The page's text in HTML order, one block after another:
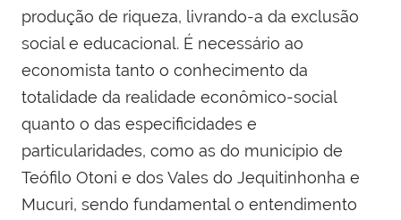
produção de riqueza, livrando-a da exclusão
social e educacional. É necessário ao
economista tanto o conhecimento da
totalidade da realidade econômico-social
quanto o das especificidades e
particularidades, como as do município de
Teófilo Otoni e dos Vales do Jequitinhonha e
Mucuri, sendo fundamental o entendimento